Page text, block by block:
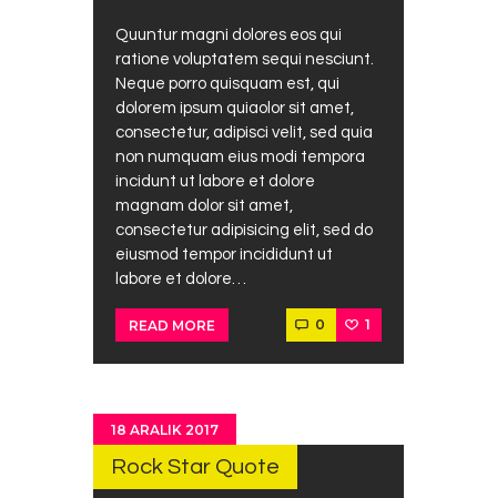
Quuntur magni dolores eos qui
ratione voluptatem sequi nesciunt.
Neque porro quisquam est, qui
dolorem ipsum quiaolor sit amet,
consectetur, adipisci velit, sed quia
non numquam eius modi tempora
incidunt ut labore et dolore
magnam dolor sit amet,
consectetur adipisicing elit, sed do
eiusmod tempor incididunt ut
labore et dolore…
READ MORE 0 1
18 ARALIK 2017
Rock Star Quote